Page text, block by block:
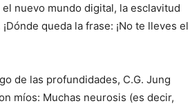
nuevo mundo digital, la esclavitud
queda la frase: ¡No te lleves el
de las profundidades, C.G. Jung
míos: Muchas neurosis (es decir,